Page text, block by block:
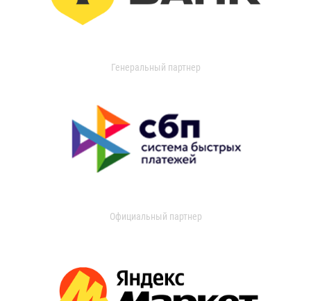
Генеральный партнер
Официальный партнер